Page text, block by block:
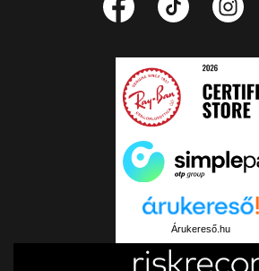
Árukereső.hu